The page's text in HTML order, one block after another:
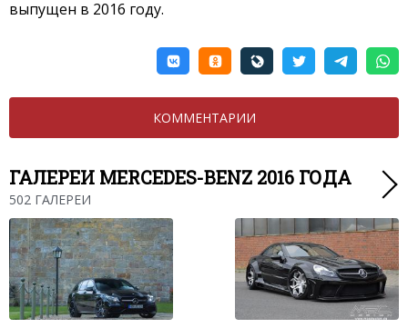
выпущен в 2016 году.
КОММЕНТАРИИ
ГАЛЕРЕИ MERCEDES-BENZ 2016 ГОДА
502 ГАЛЕРЕИ